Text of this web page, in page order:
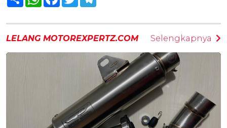
LELANG MOTOREXPERTZ.COM Selengkapnya